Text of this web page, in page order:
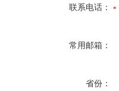
联系电话：
常用邮箱：
省份：